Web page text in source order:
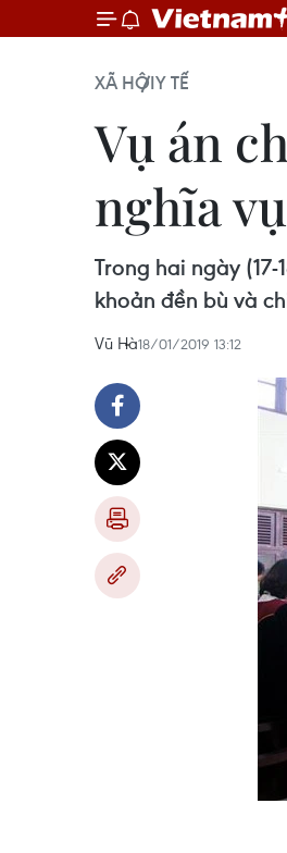
XÃ HỘIY TẾ
Vụ án
nghĩa
Trong hai ngày
khoản đền bù và
Vũ Hà18/01/2019 13:12